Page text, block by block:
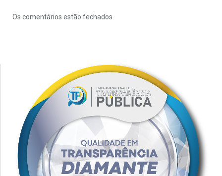
Os comentários estão fechados.